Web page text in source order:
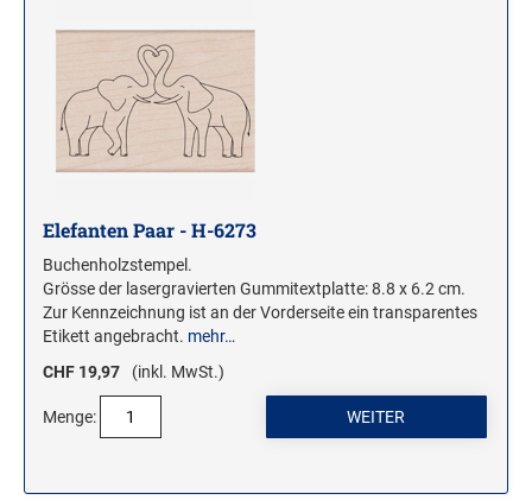
Elefanten Paar - H-6273
Buchenholzstempel.
Grösse der lasergravierten Gummitextplatte: 8.8 x 6.2 cm.
Zur Kennzeichnung ist an der Vorderseite ein transparentes
Etikett angebracht. mehr…
CHF 19,97
(inkl. MwSt.)
Menge: